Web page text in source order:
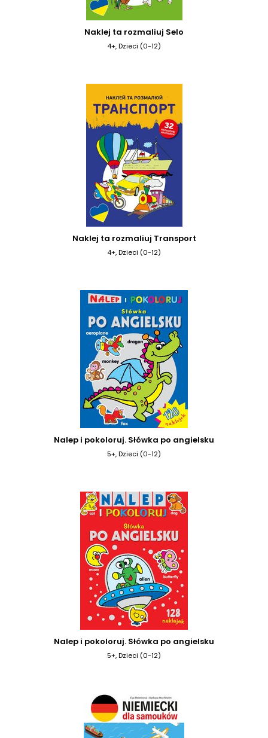
Naklej ta rozmaliuj Selo
4+, Dzieci (0-12)
Naklej ta rozmaliuj Transport
4+, Dzieci (0-12)
Nalep i pokoloruj. Słówka po angielsku
5+, Dzieci (0-12)
Nalep i pokoloruj. Słówka po angielsku
5+, Dzieci (0-12)